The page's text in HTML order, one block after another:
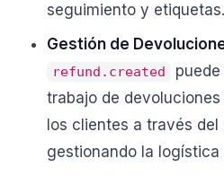
seguimiento y etiquetas.
Gestión de
refund.created
trabajo de
los clientes a través
gestionando la logística